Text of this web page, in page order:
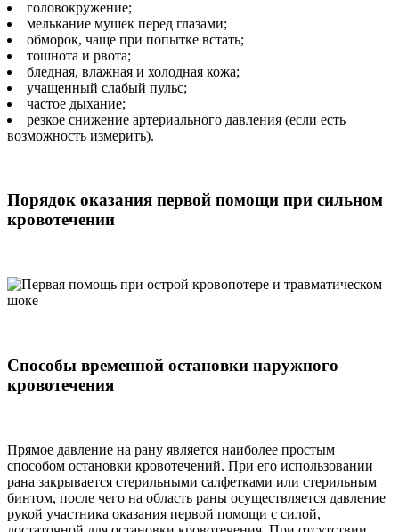
головокружение;
мелькание мушек перед глазами;
обморок, чаще при попытке встать;
тошнота и рвота;
бледная, влажная и холодная кожа;
учащенный слабый пульс;
частое дыхание;
резкое снижение артериального давления (если есть
возможность измерить).
Порядок оказания первой помощи при сильном
кровотечении
Способы временной остановки наружного
кровотечения
Прямое давление на рану является наиболее простым
способом остановки кровотечений. При его использовании
рана закрывается стерильными салфетками или стерильным
бинтом, после чего на область раны осуществляется давление
рукой участника оказания первой помощи с силой,